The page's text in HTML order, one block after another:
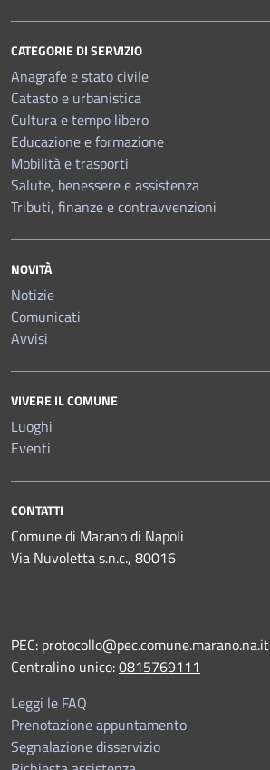
CATEGORIE DI SERVIZIO
Anagrafe e stato civile
Catasto e urbanistica
Cultura e tempo libero
Educazione e formazione
Mobilità e trasporti
Salute, benessere e assistenza
Tributi, finanze e contravvenzioni
NOVITÀ
Notizie
Comunicati
Avvisi
VIVERE IL COMUNE
Luoghi
Eventi
CONTATTI
Comune di Marano di Napoli
Via Nuvoletta s.n.c., 80016
PEC: protocollo@pec.comune.marano.na.it
Centralino unico:0815769111
Leggi le FAQ
Prenotazione appuntamento
Segnalazione disservizio